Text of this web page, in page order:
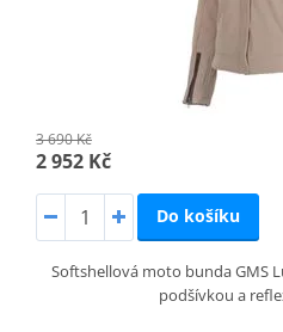
3 690 Kč
2 952 Kč
Do košíku
Softshellová moto bunda GMS
podšívkou a